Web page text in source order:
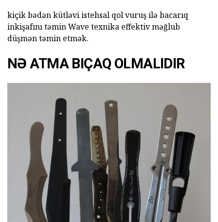
kiçik bədən kütləvi istehsal qol vuruş ilə bacarıq
inkişafını təmin Wave texnika effektiv məğlub
düşmən təmin etmək.
NƏ ATMA BIÇAQ OLMALIDIR